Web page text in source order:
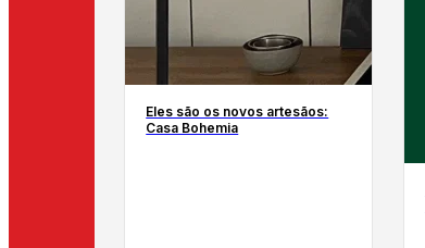
Eles são os novos artesãos:
Casa Bohemia